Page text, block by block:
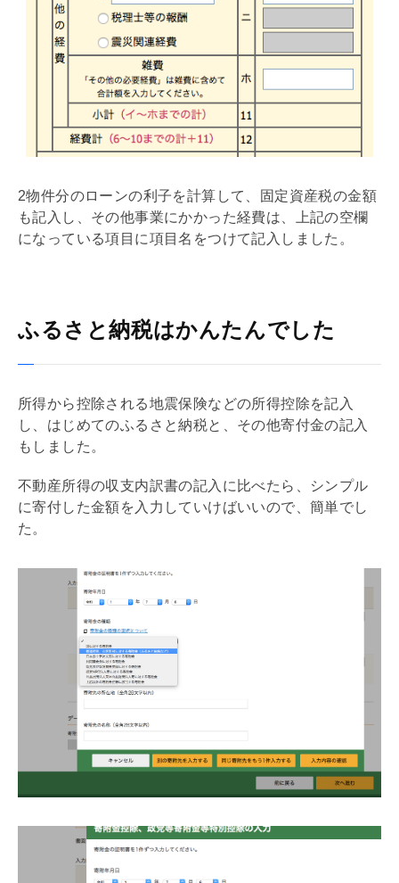
2物件分のローンの利子を計算して、 固定資産税の金額
も記入し、その他事業にかかった経費は、上記の空欄
になっている項目に項目名をつけて記入しました。
ふるさと納税はかんたんでした
所得から控除される地震保険などの所得控除を記入
し、はじめてのふるさと納税と、その他寄付金の記入
もしました。
不動産所得の収支内訳書の記入に比べたら、シンプル
に寄付した金額を入力していけばいいので、簡単でし
た。